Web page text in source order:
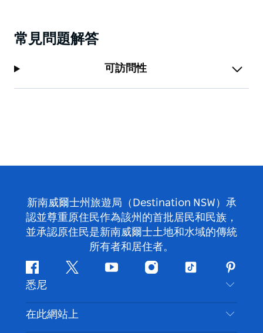
常見問題解答
可訪問性
新南威爾士州旅遊局（Destination NSW）承
認並尊重原住民作為該州的首批居民和民族，
並承認原住民是新南威爾士土地和水域的傳統
所有者和居住者。
Facebook嘰
喳
喳
Youtube Instagram
抖
悉尼
聯絡我們
在此網站上